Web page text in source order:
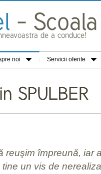
noi Servicii oferite
reuşim împreună, iar
un vis de